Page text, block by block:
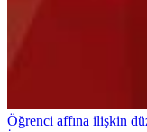
Öğrenci affına ilişkin